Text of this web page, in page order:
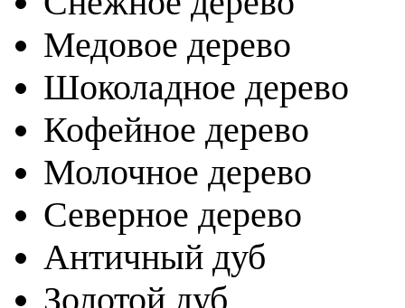
Медовое дерево
Шоколадное дерево
Кофейное дерево
Молочное дерево
Северное дерево
Античный дуб
Золотой дуб